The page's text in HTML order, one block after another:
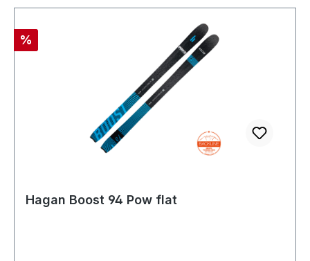
Rabatt
%
Hagan Boost 94 Pow flat